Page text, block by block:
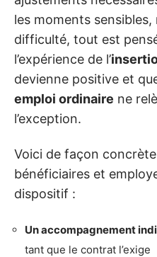
les moments
difficulté, tout est
l’expérience de l’
devienne positive et
emploi ordinaire ne
l’exception.
Voici de façon
bénéficiaires et
dispositif :
Un accompagnement
tant que le contrat l’exige